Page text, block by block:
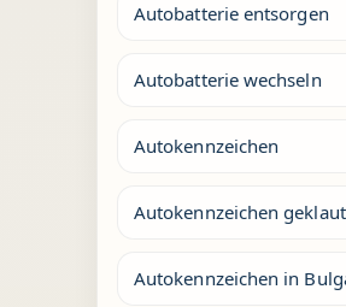
Autobatterie entsorgen
Autobatterie wechseln
Autokennzeichen
Autokennzeichen geklaut
Autokennzeichen in